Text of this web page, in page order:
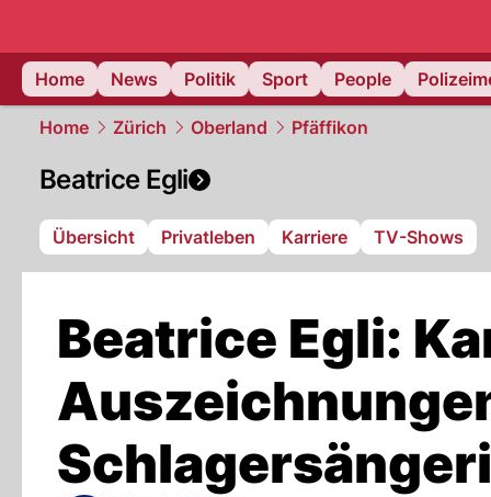
Home News Politik Sport People
Home Zürich Oberland Pfäffikon
Beatrice Egli
Übersicht Privatleben Karriere TV-Shows
Beatrice Egli: